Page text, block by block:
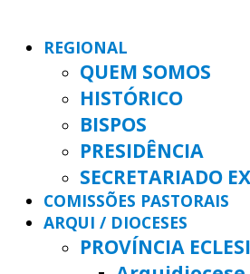
REGIONAL
QUEM SOMOS
HISTÓRICO
BISPOS
PRESIDÊNCIA
SECRETARIADO
COMISSÕES PASTORAIS
ARQUI / DIOCESES
PROVÍNCIA